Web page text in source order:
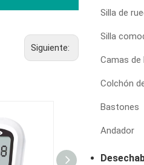
Siguiente:
Silla de
Silla
Camas de
Colchón
Bastones
Andador